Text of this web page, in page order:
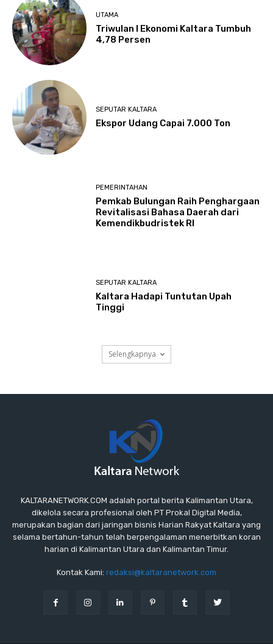
UTAMA
Triwulan I Ekonomi Kaltara Tumbuh
4,78 Persen
SEPUTAR KALTARA
Ekspor Udang Capai 7.000 Ton
PEMERINTAHAN
Pemkab Bulungan Raih Penghargaan
Revitalisasi Bahasa Daerah dari
Kemendikbudristek RI
SEPUTAR KALTARA
Kaltara Hadapi Tuntutan Upah
Tinggi
Selengkapnya
KALTARANETWORK.COM adalah portal berita Kalimantan Utara,
dikelola secara profesional oleh PT Prokal Digital Media,
merupakan bagian dari jaringan bisnis Harian Rakyat Kaltara yang
selama bertahun-tahun telah berpengalaman menerbitkan koran
harian di Kalimantan Utara dan Kalimantan Timur.
Kontak Kami: redaksi@kaltaranetwork.com